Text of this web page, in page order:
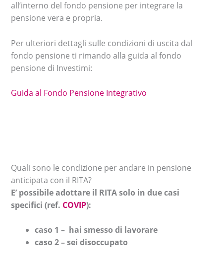
all’interno del fondo pensione per integrare la
pensione vera e propria.
Per ulteriori dettagli sulle condizioni di uscita dal
fondo pensione ti rimando alla guida al fondo
pensione di Investimi:
Guida al Fondo Pensione Integrativo
Quali sono le condizione per andare in pensione
anticipata con il RITA?
E’ possibile adottare il RITA solo in due casi
specifici (ref. COVIP):
caso 1 – hai smesso di lavorare
caso 2 – sei disoccupato